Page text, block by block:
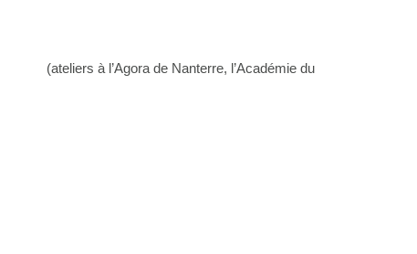
(ateliers à l’Agora de Nanterre, l’Académie du